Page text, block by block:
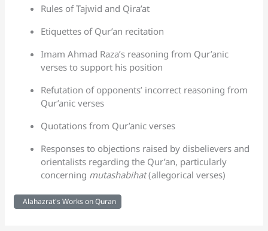
Rules of Tajwid and Qira’at
Etiquettes of Qur’an recitation
Imam Ahmad Raza’s reasoning from Qur’anic
verses to support his position
Refutation of opponents’ incorrect reasoning from
Qur’anic verses
Quotations from Qur’anic verses
Responses to objections raised by disbelievers and
orientalists regarding the Qur’an, particularly
concerning mutashabihat(allegorical verses)
Alahazrat's Works on Quran